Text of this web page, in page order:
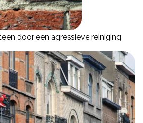
door een agressieve reiniging